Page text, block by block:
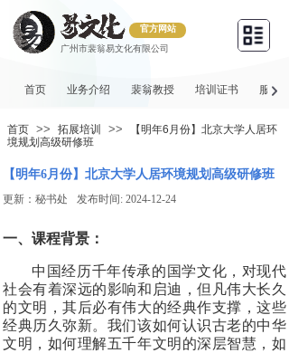
广州市裴翁易文化有限公司
官方网站
首页 业务介绍 裴翁教授 培训证书 服务
首页 >> 拓展培训 >>
【明年6月份】北京大学人居环
境规划高级研修班
【明年6月份】北京大学人居环境规划高级研修班
更新： 秘书处 发布时间: 2024-12-24
一、课程背景：
中国经历千年传承的国学文化，对现代
社会有着深远的影响和启迪，但凡伟大长久
的文明，其后必有伟大的经典作支撑，这些
经典历久弥新。我们该如何认识古老的中华
文明，如何理解五千年文明的深层智慧，如